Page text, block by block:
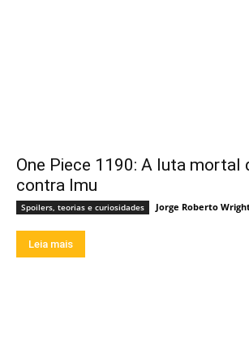
One Piece 1190: A luta mortal
contra Imu
Spoilers, teorias e curiosidades Jorge Roberto
Leia mais